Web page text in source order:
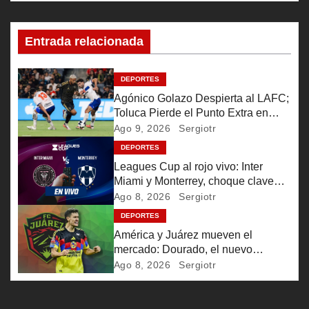
a
c
i
ó
n
d
e
n
t
Entrada relacionada
DEPORTES
Agónico Golazo Despierta al LAFC;
Toluca Pierde el Punto Extra en
Leagues Cup
Ago 9, 2026 Sergiotr
DEPORTES
Leagues Cup al rojo vivo: Inter
Miami y Monterrey, choque clave
por clasificación
Ago 8, 2026 Sergiotr
DEPORTES
América y Juárez mueven el
mercado: Dourado, el nuevo
pulmón bravo
Ago 8, 2026 Sergiotr